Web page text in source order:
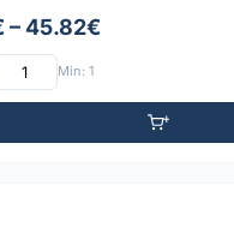
– 45.82€
Min: 1